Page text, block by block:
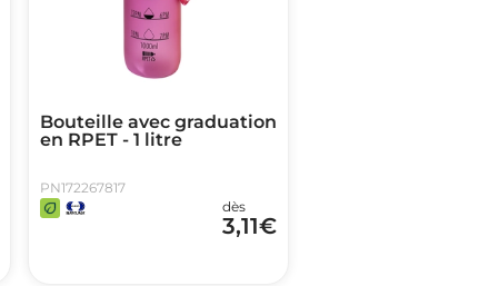
Bouteille avec graduation
en RPET - 1 litre
PN172267817
dès
3,11€